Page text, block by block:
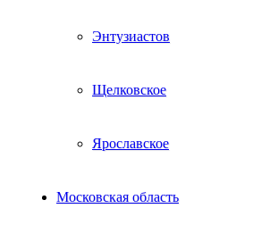
Энтузиастов
Щелковское
Ярославское
Московская область